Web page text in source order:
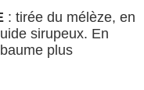
: tirée du mélèze, en
sirupeux. En
plus